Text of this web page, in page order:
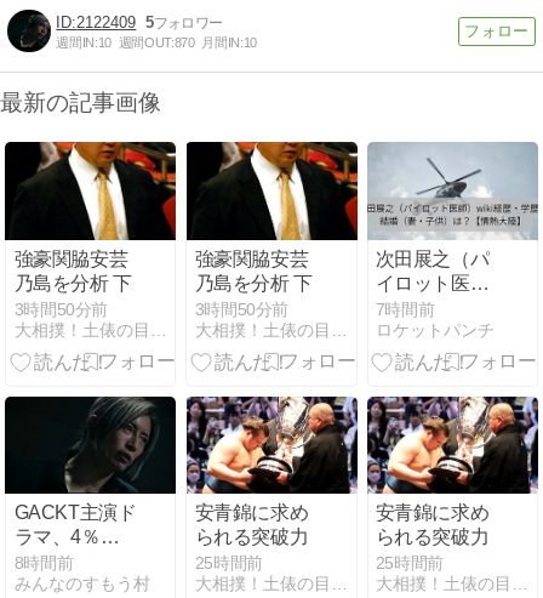
2122409 5
週間IN:10 週間OUT:870 月間IN:10
最新の記事画像
強豪関脇安芸
乃島を分析 下
3時間50分前
強豪関脇安芸
乃島を分析 下
3時間50分前
次田展之（パ
イロット医
師）wiki経
歴・学歴！結
婚（妻・子
熱大陸】
7時間前
ロケットパンチ
GACKT主演ド
ラマ、4％の
低視聴率！格
付け王者も試
8時間前
みんなのすもう村
安青錦に求め
られる突破力
25時間前
安青錦に求め
られる突破力
25時間前